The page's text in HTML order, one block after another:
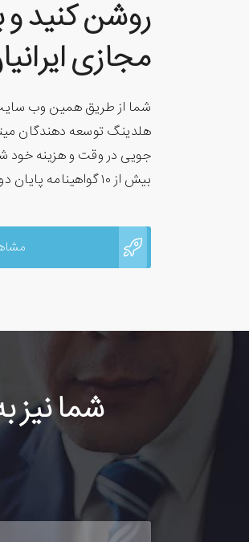
روشن کنید و
مجازی
شما از طریق همین وب
جویی در وقت و هزینه خود
بیش از ۱۰ گواهینامه پایان دوره داخلی یا خارجی از کشورهای مختلف اخذ نمایید.
شما نیز